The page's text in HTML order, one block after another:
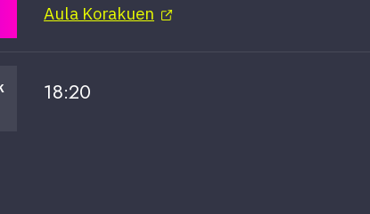
Aula Korakuen
18:20